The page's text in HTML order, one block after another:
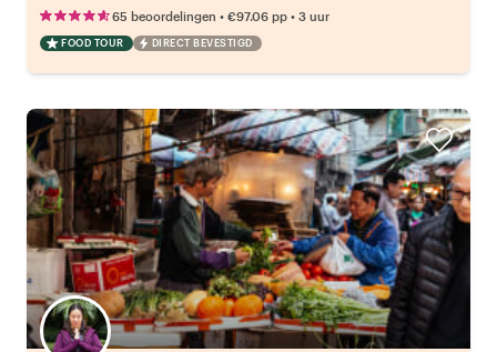
65 beoordelingen • €97.06 pp • 3 uur
FOOD TOUR DIRECT BEVESTIGD